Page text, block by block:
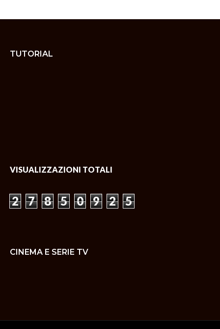
TUTORIAL
VISUALIZZAZIONI TOTALI
2 7 8 5 0 9 2 5
CINEMA E SERIE TV